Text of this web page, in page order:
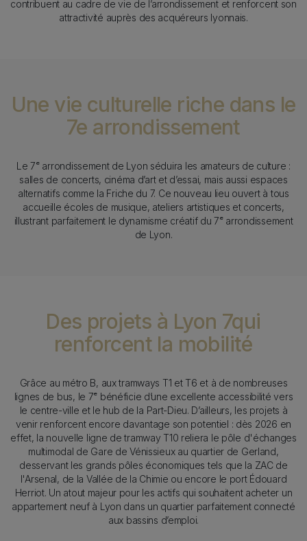
contribuent au cadre de vie de l’arrondissement et renforcent son
attractivité auprès des acquéreurs lyonnais.
Une vie culturelle riche dans le
7e arrondissement
Texte
Le 7ᵉ arrondissement de Lyon séduira les amateurs de culture :
salles de concerts, cinéma d’art et d’essai, mais aussi espaces
alternatifs comme la Friche du 7. Ce nouveau lieu ouvert à tous
accueille écoles de musique, ateliers artistiques et concerts,
illustrant parfaitement le dynamisme créatif du 7ᵉ arrondissement
de Lyon.
Des projets à Lyon 7qui
renforcent la mobilité
Texte
Grâce au métro B, aux tramways T1 et T6 et à de nombreuses
lignes de bus, le 7ᵉ bénéficie d’une excellente accessibilité vers
le centre-ville et le hub de la Part-Dieu. D’ailleurs, les projets à
venir renforcent encore davantage son potentiel : dès 2026 en
effet, la nouvelle ligne de tramway T10 reliera le pôle d'échanges
multimodal de Gare de Vénissieux au quartier de Gerland,
desservant les grands pôles économiques tels que la ZAC de
l'Arsenal, de la Vallée de la Chimie ou encore le port Édouard
Herriot. Un atout majeur pour les actifs qui souhaitent acheter un
appartement neuf à Lyon dans un quartier parfaitement connecté
aux bassins d’emploi.